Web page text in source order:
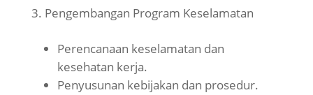
Pengembangan Program Keselamatan
Perencanaan keselamatan dan
kesehatan kerja.
Penyusunan kebijakan dan prosedur.